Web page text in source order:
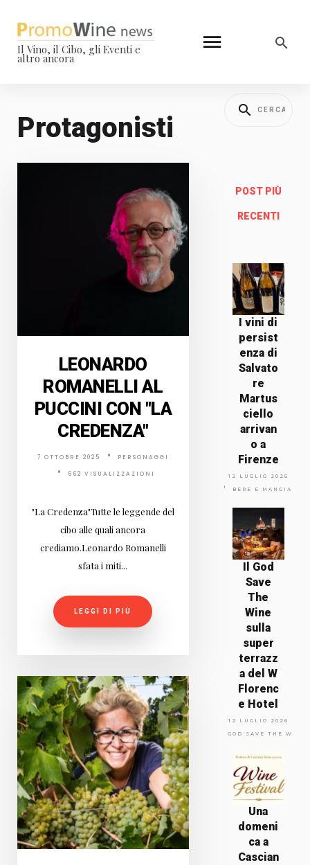
Il Vino, il Cibo, gli Eventi e
altro ancora
Protagonisti
LEONARDO
ROMANELLI AL
PUCCINI CON "LA
CREDENZA"
7 OTTOBRE 2025 PERSONAGGI
662 VISUALIZZAZIONI
"La Credenza"Tutte le leggende del
cibo alle quali ancora
crediamo.Leonardo Romanelli
sfata i miti...
LEGGI DI PIÙ
POST PIÙ
RECENTI
I vini di
persist
enza di
Salvato
re
Martus
ciello
arrivan
o a
Firenze
12 LUGLIO 2026
BERE E MANGIARE
Il God
Save
The
Wine
sulla
super
terrazz
a del W
Florenc
e Hotel
12 LUGLIO 2026
GOD SAVE THE WINE
Una
domeni
ca a
Cascian